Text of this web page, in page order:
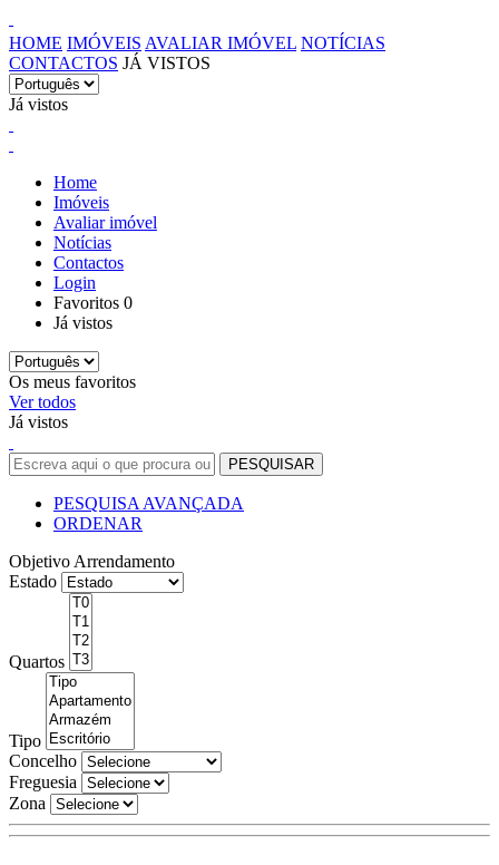
HOME IMÓVEIS AVALIAR IMÓVEL NOTÍCIAS
CONTACTOS JÁ VISTOS
Já vistos
Home
Imóveis
Avaliar imóvel
Notícias
Contactos
Login
Favoritos 0
Já vistos
Os meus favoritos
Ver todos
Já vistos
PESQUISA AVANÇADA
ORDENAR
Objetivo Arrendamento
Estado
Quartos
Tipo
Concelho
Freguesia
Zona